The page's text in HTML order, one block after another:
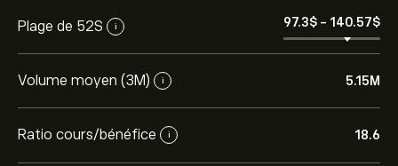
Plage de 52S i 97.3‎$‎ - 140.57‎$‎
Volume moyen (3M) i 5.15M
Ratio cours/bénéfice i 18.6